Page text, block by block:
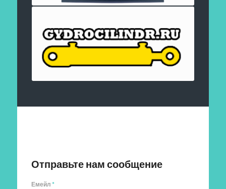
Отправьте нам сообщение
Емейл*